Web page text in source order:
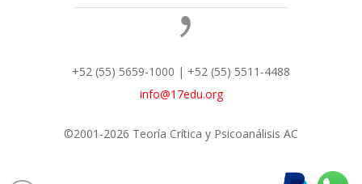
+52 (55) 5659-1000 | +52 (55) 5511-4488
info@17edu.org
©2001-2026 Teoría Crítica y Psicoanálisis AC